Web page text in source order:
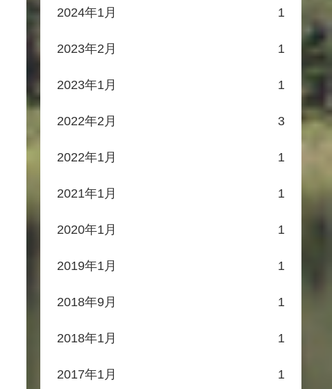
2024年1月 1
2023年2月 1
2023年1月 1
2022年2月 3
2022年1月 1
2021年1月 1
2020年1月 1
2019年1月 1
2018年9月 1
2018年1月 1
2017年1月 1